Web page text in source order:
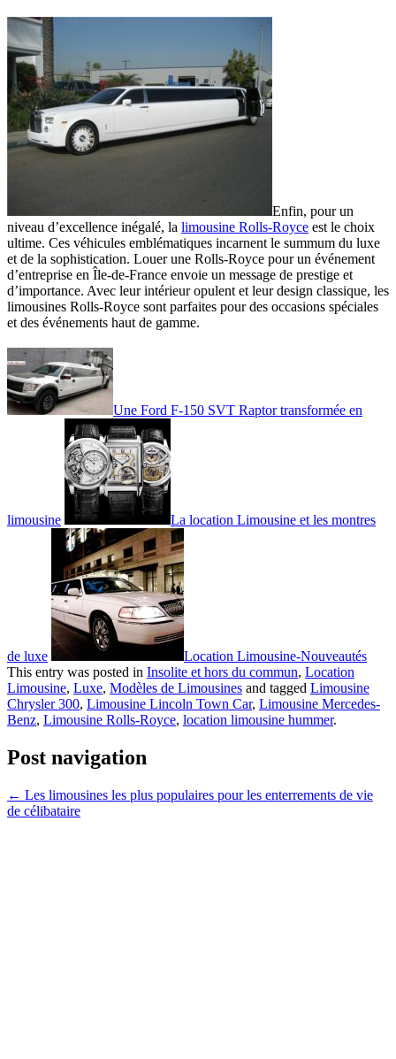
Enfin, pour un
niveau d’excellence inégalé, la limousine Rolls-Royce est le choix
ultime. Ces véhicules emblématiques incarnent le summum du luxe
et de la sophistication. Louer une Rolls-Royce pour un événement
d’entreprise en Île-de-France envoie un message de prestige et
d’importance. Avec leur intérieur opulent et leur design classique, les
limousines Rolls-Royce sont parfaites pour des occasions spéciales
et des événements haut de gamme.
Une Ford F-150 SVT Raptor transformée en
limousine La location Limousine et les montres
de luxe
Location Limousine-Nouveautés
This entry was posted in Insolite et hors du commun, Location
Limousine, Luxe, Modèles de Limousines and tagged Limousine
Chrysler 300, Limousine Lincoln Town Car, Limousine Mercedes-
Benz, Limousine Rolls-Royce, location limousine hummer.
Post navigation
← Les limousines les plus populaires pour les enterrements de vie
de célibataire